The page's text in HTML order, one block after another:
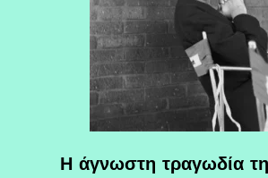
Η άγνωστη τραγωδία